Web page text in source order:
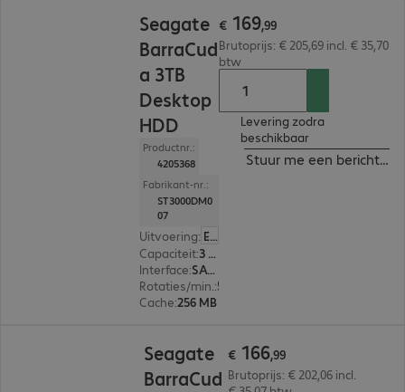
Seagate
BarraCud
a 3TB
Desktop
HDD
Productnr.:
4205368
Fabrikant-nr.:
ST3000DM0
07
Uitvoering: Europa
Capaciteit:
3 TB
Interface:
SATA 3.0 (6 Gbit/s) 8,9 cm (3,5")
Rotaties/min. :
Cache:256 MB
€ 169,99
Brutoprijs: € 205,69 incl. € 35,70
btw
Levering zodra
beschikbaar
Stuur me een bericht
Seagate
BarraCud
€ 166,99
Brutoprijs: € 202,06 incl.